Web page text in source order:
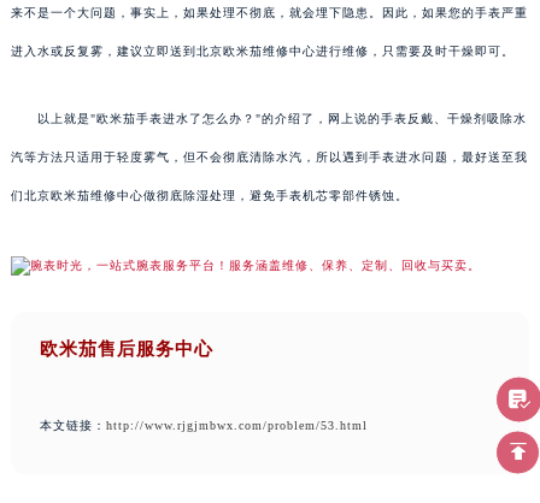
来不是一个大问题，事实上，如果处理不彻底，就会埋下隐患。因此，如果您的手表严重
进入水或反复雾，建议立即送到北京欧米茄维修中心进行维修，只需要及时干燥即可。
以上就是"欧米茄手表进水了怎么办？"的介绍了，网上说的手表反戴、干燥剂吸除水
汽等方法只适用于轻度雾气，但不会彻底清除水汽，所以遇到手表进水问题，最好送至我
们北京欧米茄维修中心做彻底除湿处理，避免手表机芯零部件锈蚀。
欧米茄售后服务中心
本文链接： http://www.rjgjmbwx.com/problem/53.html